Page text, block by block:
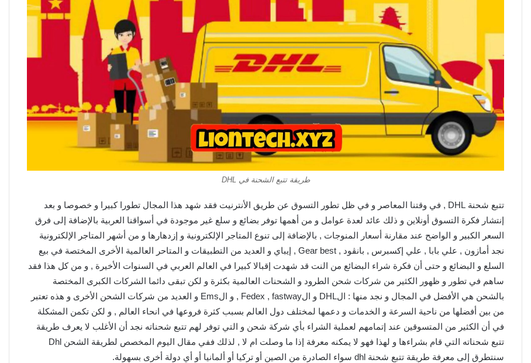
طريقة تتبع الشحنة في DHL
تتبع شحنة DHL , في وقتنا المعاصر و في ظل تطور التسوق عن طريق الأنترنيت فقد شهد هذا المجال تطورا كبيرا و خصوصا و بعد
إنتشار فكرة التسوق أونلاين و ذلك عائد لعدة عوامل و من أهمها توفر بضائع و سلع غير موجودة في أسواقنا العربية بالإضافة إلى فرق
السعر الكبير و الواضح عند مقارنة أسعار المنوجات , بالإضافة إلى تنوع المتاجر الإلكترونية و إزدهارها و من أشهر المتاجر الإلكترونية
نجد أمازون , علي بابا , علي إكسبرس , بانڨود , Gear best , إيباي و العديد من التطبيقات و المتاحر العالمية الأخرى المختصة في بيع
السلع و البضائع و حتى أن فكرة شراء البضائع من النت قد شهدت إقبالا كبيرا في العالم العربي في السنوات الأخيرة , و من كل هذا فقد
ساهم في تطور و ظهور الكثير من شركات شحن الطرود و الشحنات العالمية بكثرة و لكن تبقى دائما الشركات الكبرى المختصة
بالشحن هي الأفضل في المجال و نجد منها : الDHL و الFedex , fastway , و الEms و العديد من شركات الشحن الأخرى و هذه تعتبر
من بين أفضلها من ناحية السرعة و الخدمات و دعمها لمختلف دول العالم بسبب كثرة فروعها في انحاء العالم , و لكن تكمن المشكلة
في أن الكثير من المتسوقين عند إتمامهم لعملية الشراء بأي شركة شحن و التي توفر لهم تتبع شحناته نجد أن الأغلب لا يعرف طريقة
تتبع شحناته التي قام بشراءها و لهذا فهو لا يمكنه معرفة إذا ما وصلت ام لا , لذلك ففي مقال اليوم المخصص لطريقة الشحن Dhl
سنتطرق إلى معرفة طريقة تتبع شحنة dhl سواء الصادرة من الصين أو تركيا أو ألمانيا أو أي دولة أخرى بسهولة.